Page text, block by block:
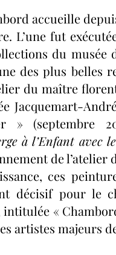
Consigny
Adèle
Solène Feix
accueille
L’une fut
du musée
des plus belles
du maître
Jacquemart-
» (septembre
à l’Enfant avec
de l’atelier
ces
décisif pour le
«
artistes majeurs